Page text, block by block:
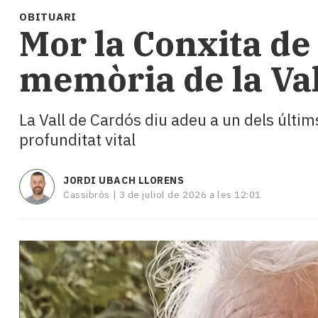
i
Cultura
Esports
Mai
tant!
i
mitjans
temps
Reportatges
Entrevistes
A
escena!
Dis
la
teva!
OBITUARI
​Mor la Conxita
memòria de la
La Vall de Cardós diu adeu a un dels
profunditat vital
JORDI UBACH LLORENS
Cassibrós | 3 de juliol de 2026 a les 12:01